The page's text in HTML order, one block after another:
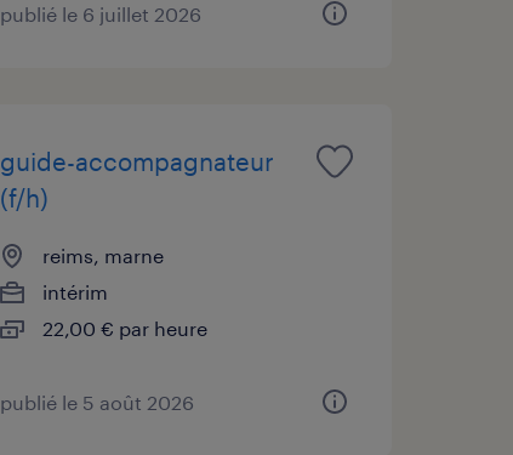
publié le 6 juillet 2026
guide-accompagnateur
(f/h)
reims, marne
intérim
22,00 € par heure
publié le 5 août 2026